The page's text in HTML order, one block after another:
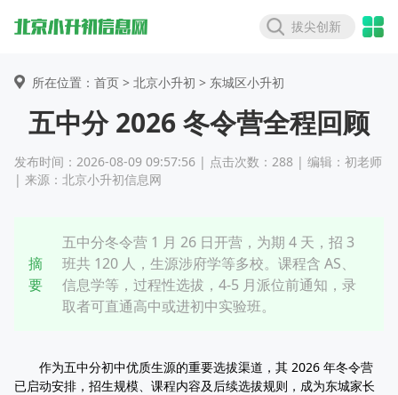
拔尖创新
所在位置：首页 > 北京小升初 > 东城区小升初
五中分 2026 冬令营全程回顾
发布时间：2026-08-09 09:57:56 | 点击次数：288 | 编辑：初老师
| 来源：北京小升初信息网
摘
要
五中分冬令营 1 月 26 日开营，为期 4 天，招 3
班共 120 人，生源涉府学等多校。课程含 AS、
信息学等，过程性选拔，4-5 月派位前通知，录
取者可直通高中或进初中实验班。
作为五中分初中优质生源的重要选拔渠道，其 2026 年冬令营
已启动安排，招生规模、课程内容及后续选拔规则，成为东城家长